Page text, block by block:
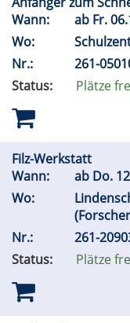
Wann:
ab Fr.
Wo:
Nr.:
261-
Status:
Plätze
Filz-Werkstatt
Wann:
ab Do.
Wo:
Nr.:
261-
Status:
Plätze